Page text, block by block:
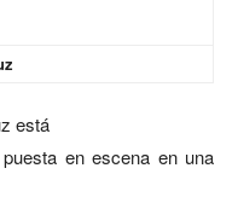
está
en escena en una